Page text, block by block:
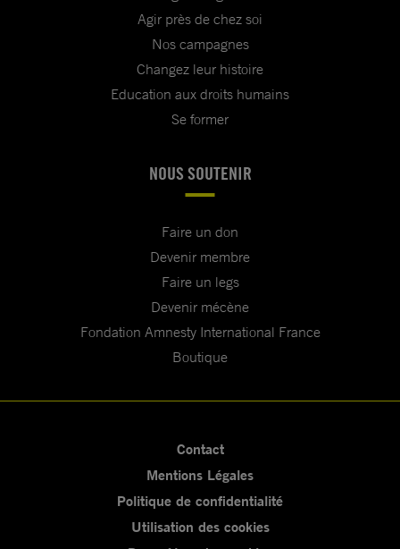
Agir près de chez soi
Nos campagnes
Changez leur histoire
Education aux droits humains
Se former
NOUS SOUTENIR
Faire un don
Devenir membre
Faire un legs
Devenir mécène
Fondation Amnesty International France
Boutique
Contact
Mentions Légales
Politique de confidentialité
Utilisation des cookies